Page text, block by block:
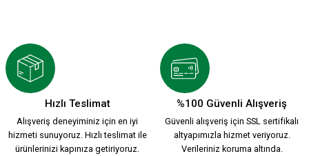
199,90 TL 99,90 TL
KSK MAGNET MODEL 5 KSK MAGNET MODEL 4
Hızlı Teslimat
Alışveriş deneyiminiz için en iyi
hizmeti sunuyoruz. Hızlı teslimat ile
ürünlerinizi kapınıza getiriyoruz.
%100 Güvenli Alışveriş
Güvenli alışveriş için SSL sertifikalı
altyapımızla hizmet veriyoruz.
Verileriniz koruma altında.